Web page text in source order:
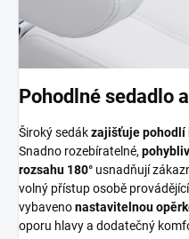
Pohodlné sedadlo
Široký sedákzajišťuje pohodlí
Snadno rozebíratelné,
rozsahu 180° usnadňují
volný přístup osobě
vybavenonastavitelnou
oporu hlavy a dodatečný